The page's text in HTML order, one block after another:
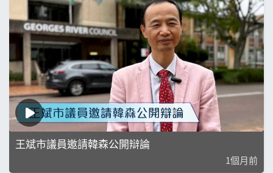
王斌市議員邀請韓森公開辯論
1個月前